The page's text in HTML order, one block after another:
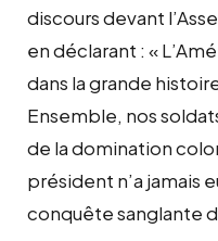
discours devant
en déclarant : «
dans la grande
Ensemble, nos
de la domination
président n’a jamais
conquête sanglante